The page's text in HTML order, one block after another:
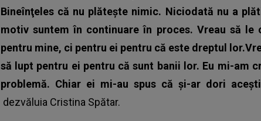
Bineînţeles că nu plăteşte nimic. Niciodată nu a
motiv suntem în continuare în proces. Vreau să le
pentru mine, ci pentru ei pentru că este dreptul
să lupt pentru ei pentru că sunt banii lor. Eu mi-am
problemă. Chiar ei mi-au spus că şi-ar dori
dezvăluia Cristina Spătar.